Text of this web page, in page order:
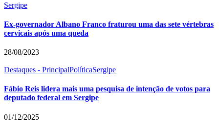
Sergipe
Ex-governador Albano Franco fraturou uma das sete vértebras
cervicais após uma queda
28/08/2023
Destaques - PrincipalPolíticaSergipe
Fábio Reis lidera mais uma pesquisa de intenção de votos para
deputado federal em Sergipe
01/12/2025